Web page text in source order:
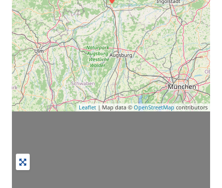
Leaflet | Map data © OpenStreetMap contributors